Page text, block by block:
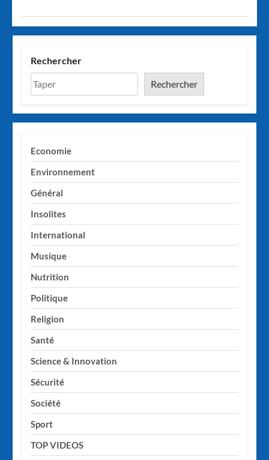
Rechercher
Rechercher
Economie
Environnement
Général
Insolites
International
Musique
Nutrition
Politique
Religion
Santé
Science & Innovation
Sécurité
Société
Sport
TOP VIDEOS